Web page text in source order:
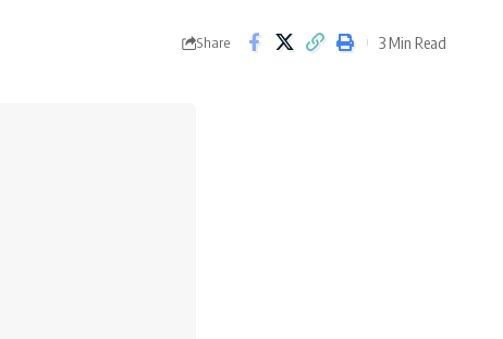
Share 3 Min Read